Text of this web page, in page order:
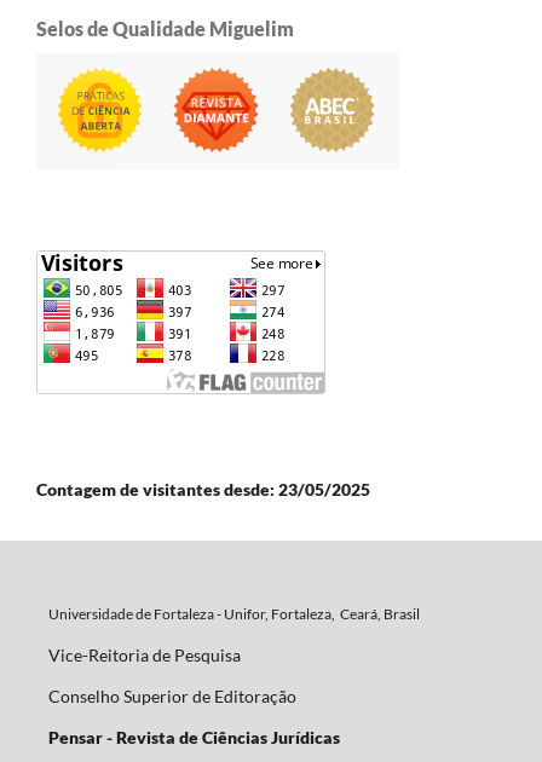
Selos de Qualidade Miguelim
Contagem de visitantes desde: 23/05/2025
Universidade de Fortaleza - Unifor, Fortaleza, Ceará, Brasil
Vice-Reitoria de Pesquisa
Conselho Superior de Editoração
Pensar - Revista de Ciências Jurídicas